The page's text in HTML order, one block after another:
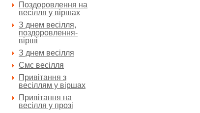
Поздоровлення на
весілля у віршах
З днем весілля,
поздоровлення-
вірші
З днем весілля
Смс весілля
Привітання з
весіллям у віршах
Привітання на
весілля у прозі